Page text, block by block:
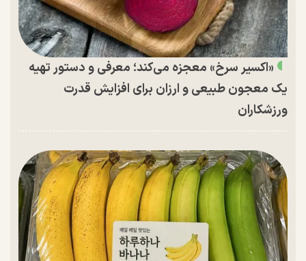
«اکسیر سرخ» معجزه می‌کند؛ معرفی و دستور تهیه
یک معجون طبیعی و ارزان برای افزایش قدرت
ورزشکاران